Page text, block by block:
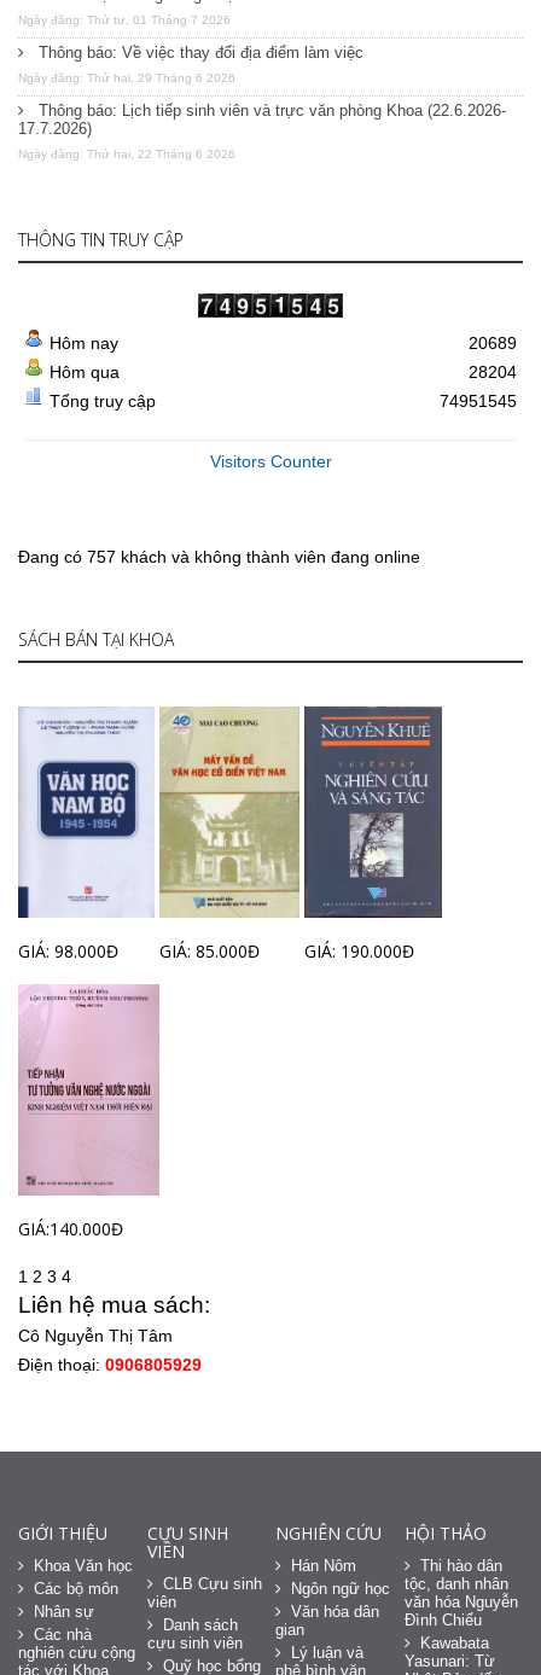
Ngày đăng: Thứ tư, 01 Tháng 7 2026
Thông báo: Về việc thay đổi địa điểm làm việc
Ngày đăng: Thứ hai, 29 Tháng 6 2026
Thông báo: Lịch tiếp sinh viên và trực văn phòng Khoa (22.6.2026-
17.7.2026)
Ngày đăng: Thứ hai, 22 Tháng 6 2026
THÔNG TIN TRUY CẬP
Hôm nay
Hôm qua
Tổng truy cập
20689
28204
74951545
Visitors Counter
Đang có 757 khách và không thành viên đang online
SÁCH BÁN TẠI KHOA
GIÁ: 98.000Đ GIÁ: 85.000Đ GIÁ: 190.000Đ
GIÁ:140.000Đ
1 2 3 4
Liên hệ mua sách:
Cô Nguyễn Thị Tâm
Điện thoại: 0906805929
GIỚI THIỆU
Khoa Văn học
Các bộ môn
Nhân sự
Các nhà
nghiên cứu cộng
tác với Khoa
CỰU SINH
VIÊN
CLB Cựu sinh
viên
Danh sách
cựu sinh viên
Quỹ học bổng
NGHIÊN CỨU
Hán Nôm
Ngôn ngữ học
Văn hóa dân
gian
Lý luận và
phê bình văn
HỘI THẢO
Thi hào dân
tộc, danh nhân
văn hóa Nguyễn
Đình Chiểu
Kawabata
Yasunari: Từ